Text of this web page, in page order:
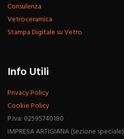
Consulenza
Vetroceramica
Stampa Digitale su Vetro
Info Utili
Privacy Policy
Cookie Policy
P.Iva: 02595740180
IMPRESA ARTIGIANA (sezione speciale)